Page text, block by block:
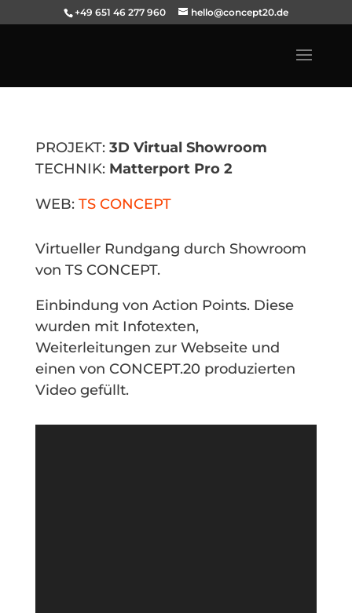
+49 651 46 277 960 hello@concept20.de
PROJEKT: 3D Virtual Showroom
TECHNIK:Matterport Pro 2
WEB: TS CONCEPT
Virtueller Rundgang durch Showroom
von TS CONCEPT.
Einbindung von Action Points. Diese
wurden mit Infotexten,
Weiterleitungen zur Webseite und
einen von CONCEPT.20 produzierten
Video gefüllt.